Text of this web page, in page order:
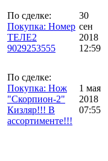
По сделке:
Покупка: Номер
ТЕЛЕ2
9029253555
30
сен
2018
12:59
По сделке:
Покупка: Нож
"Скорпион-2"
Кизляр!!! В
ассортименте!!!
1 мая
2018
07:55